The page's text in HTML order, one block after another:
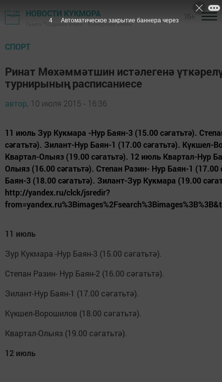
НОВОСТИ КУКМОРА
Газета "Трудовая слава" - Кукморский район
СПОРТ
Ринат Мөхәммәтшин истәлегенә
турнирының расписаниесе
автор, 10 июля 2015 - 16:36
11 июль Зур Кукмара -Нур Баян-3 (15.00 сәгатьтә).
сәгатьтә). Зилант-Нур Баян-1 (17.00 сәгатьтә). Күкшел-
Квартал-Олыяз (19.00 сәгатьтә). 12 июль Квартал-Нур
Олыяз (16.00 сәгатьтә). Степан Разин- Нур Баян-1
Баян-3 (18.00 сәгатьтә). Зилант-Зур Кукмара (19.00
http://yandex.ru/clck/jsredir?
11 июль
Зур Кукмара -Нур Баян-3 (15.00 сәгатьтә).
Степан Разин- Нур Баян-2 (16.00 сәгатьтә).
Зилант-Нур Баян-1 (17.00 сәгатьтә).
Күкшел-Ворошилов (18.00 сәгатьтә).
Квартал-Олыяз (19.00 сәгатьтә).
12 июль
3 Автоматическое закрытие баннера через